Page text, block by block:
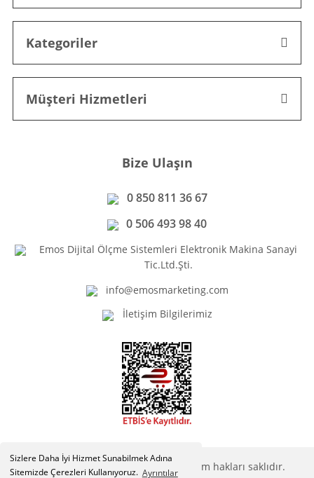
Sizlere Daha İyi Hizmet Sunabilmek Adına
Sitemizde Çerezleri Kullanıyoruz. Ayrıntılar
Kategoriler
Müşteri Hizmetleri
Bize Ulaşın
0 850 811 36 67
0 506 493 98 40
Emos Dijital Ölçme Sistemleri Elektronik Makina Sanayi
Tic.Ltd.Şti.
info@emosmarketing.com
İletişim Bilgilerimiz
Copyright © Emosmarketing.com. Tüm hakları saklıdır.